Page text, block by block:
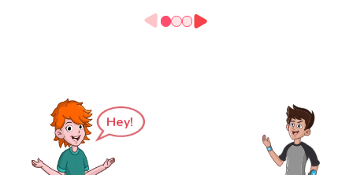
Hey!